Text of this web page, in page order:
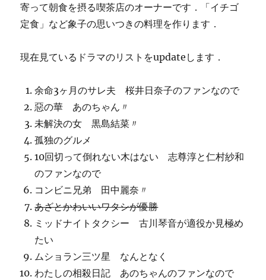
寄って朝食を摂る喫茶店のオーナーです．「イチゴ
定食」など象子の思いつきの料理を作ります．
現在見ているドラマのリストをupdateします．
余命3ヶ月のサレ夫 桜井日奈子のファンなので
惡の華 あのちゃん〃
未解決の女 黒島結菜〃
孤独のグルメ
10回切って倒れない木はない 志尊淳と仁村紗和
のファンなので
コンビニ兄弟 田中麗奈〃
あざとかわいいワタシが優勝
ミッドナイトタクシー 古川琴音が適役か見極め
たい
ムショラン三ツ星 なんとなく
わたしの相殺日記 あのちゃんのファンなので